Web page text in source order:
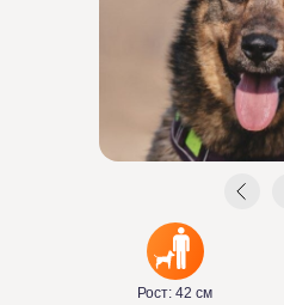
Рост: 42 см